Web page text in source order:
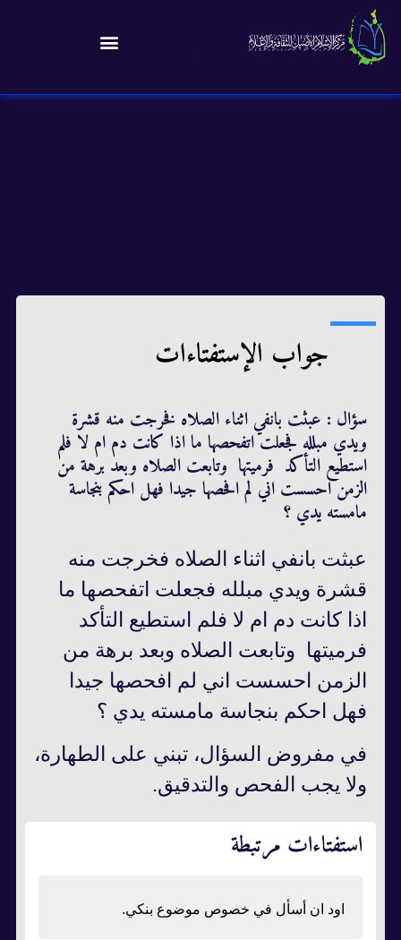
جواب الإستفتاءات
سؤال : عبثت بانفي اثناء الصلاه فخرجت منه قشرة
ويدي مبلله فجعلت اتفحصها ما اذا كانت دم ام لا فلم
استطيع التأكد فرميتها وتابعت الصلاه وبعد برهة من
الزمن احسست اني لم افحصها جيدا فهل احكم بنجاسة
مامسته يدي ؟
عبثت بانفي اثناء الصلاه فخرجت منه
قشرة ويدي مبلله فجعلت اتفحصها ما
اذا كانت دم ام لا فلم استطيع التأكد
فرميتها وتابعت الصلاه وبعد برهة من
الزمن احسست اني لم افحصها جيدا
فهل احكم بنجاسة مامسته يدي ؟
في مفروض السؤال، تبني على الطهارة،
ولا يجب الفحص والتدقيق.
استفتاءات مرتبطة
اود ان أسأل في خصوص موضوع بنكي.